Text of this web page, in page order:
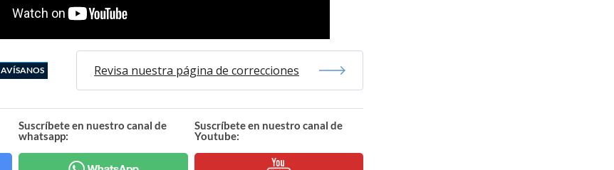
AVÍSANOS Revisa nuestra página de correcciones
Suscríbete en nuestro canal de
whatsapp:
Suscríbete en nuestro canal de
Youtube: